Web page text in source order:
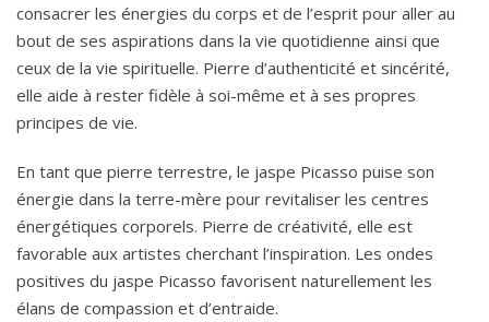
consacrer les énergies du corps et de l’esprit pour aller au
bout de ses aspirations dans la vie quotidienne ainsi que
ceux de la vie spirituelle. Pierre d’authenticité et sincérité,
elle aide à rester fidèle à soi-même et à ses propres
principes de vie.
En tant que pierre terrestre, le jaspe Picasso puise son
énergie dans la terre-mère pour revitaliser les centres
énergétiques corporels. Pierre de créativité, elle est
favorable aux artistes cherchant l’inspiration. Les ondes
positives du jaspe Picasso favorisent naturellement les
élans de compassion et d’entraide.